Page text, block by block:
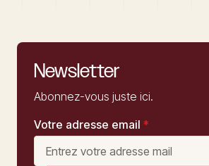
Newsletter
Abonnez-vous juste ici.
Votre adresse email *